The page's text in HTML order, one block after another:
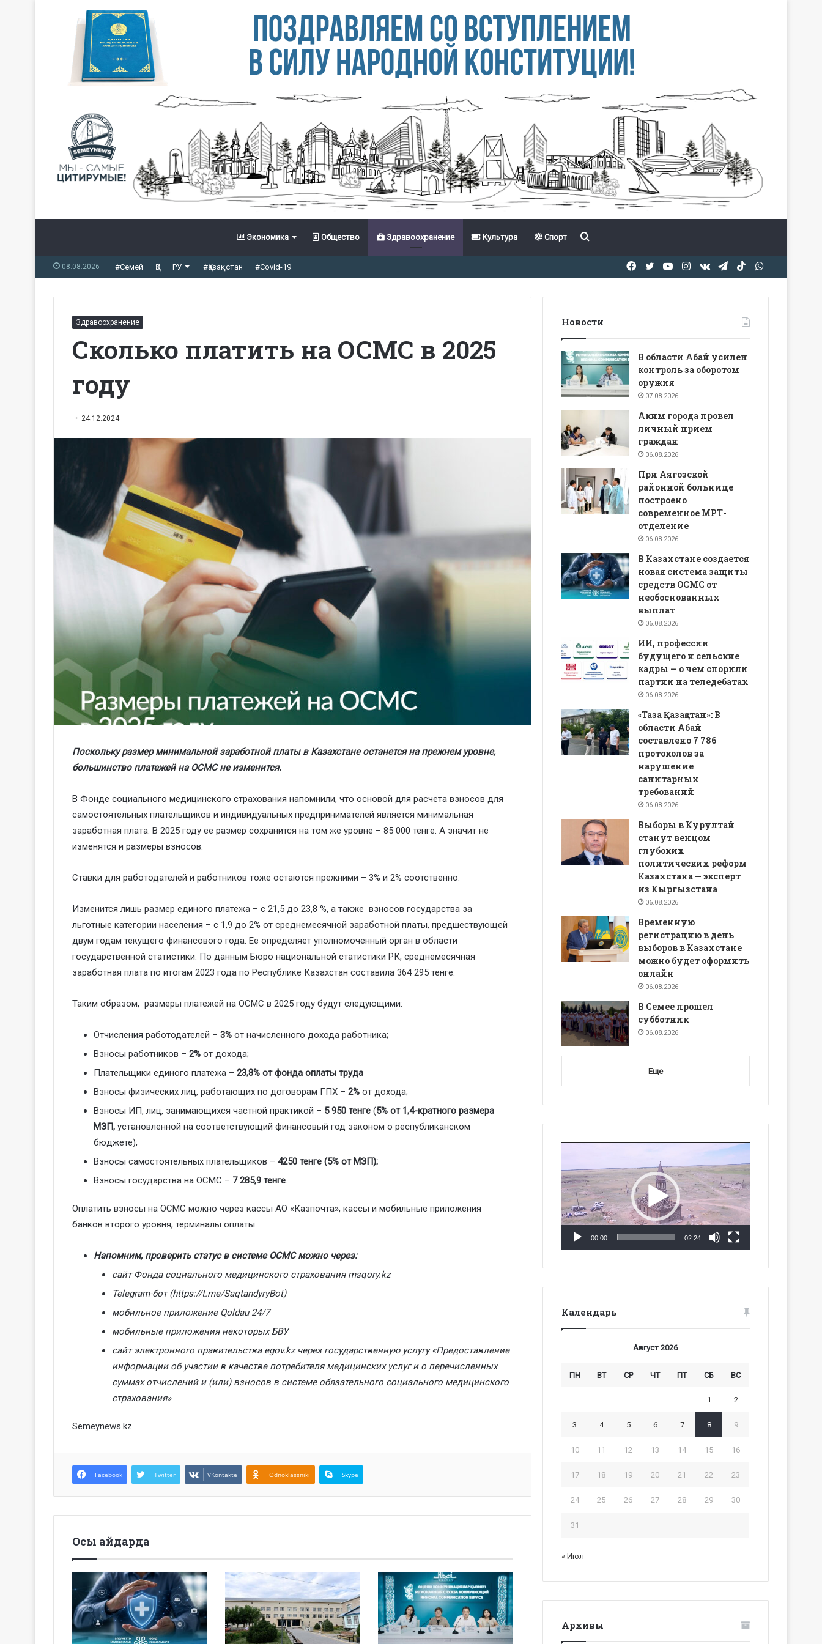
Экономика Общество Здравоохранение Культура Спорт Іздеу
08.08.2026 #Семей ҚЗ РУ #Қазақстан #Covid-19 TikTok
Telegram
vk.com
Instagram
YouTube
Twitter
Facebook
Здравоохранение
Сколько платить на ОСМС в 2025
году
24.12.2024
Поскольку размер минимальной заработной платы в Казахстане останется на прежнем уровне,
большинство платежей на ОСМС не изменится.
В Фонде социального медицинского страхования напомнили, что основой для расчета взносов для
самостоятельных плательщиков и индивидуальных предпринимателей является минимальная
заработная плата. В 2025 году ее размер сохранится на том же уровне – 85 000 тенге. А значит не
изменятся и размеры взносов.
Ставки для работодателей и работников тоже остаются прежними – 3% и 2% соотственно.
Изменится лишь размер единого платежа – с 21,5 до 23,8 %, а также взносов государства за
льготные категории населения – с 1,9 до 2% от среднемесячной заработной платы, предшествующей
двум годам текущего финансового года. Ее определяет уполномоченный орган в области
государственной статистики. По данным Бюро национальной статистики РК, среднемесячная
заработная плата по итогам 2023 года по Республике Казахстан составила 364 295 тенге.
Таким образом, размеры платежей на ОСМС в 2025 году будут следующими:
Отчисления работодателей – 3% от начисленного дохода работника;
Взносы работников – 2% от дохода;
Плательщики единого платежа – 23,8% от фонда оплаты труда
Взносы физических лиц, работающих по договорам ГПХ – 2% от дохода;
Взносы ИП, лиц, занимающихся частной практикой – 5 950 тенге (5% от 1,4-кратного размера
МЗП, установленной на соответствующий финансовый год законом о республиканском
бюджете);
Взносы самостоятельных плательщиков – 4250 тенге (5% от МЗП);
Взносы государства на ОСМС – 7 285,9 тенге.
Оплатить взносы на ОСМС можно через кассы АО «Казпочта», кассы и мобильные приложения
банков второго уровня, терминалы оплаты.
Напомним, проверить статус в системе ОСМС можно через:
сайт Фонда социального медицинского страхования msqory.kz
Telegram-бот(https://t.me/SaqtandyryBot)
мобильное приложение Qoldau 24/7
мобильные приложения некоторых БВУ
сайт электронного правительства egov.kzчерез государственную услугу «Предоставление
информации об участии в качестве потребителя медицинских услуг и о перечисленных
суммах отчислений и (или) взносов в системе обязательного социального медицинского
страхования»
Semeynews.kz
Facebook Twitter VKontakte Odnoklassniki Skype
Осы айдарда
Новости
В области Абай усилен
контроль за оборотом
оружия
07.08.2026
Аким города провел
личный прием
граждан
06.08.2026
При Аягозской
районной больнице
построено
современное МРТ-
отделение
06.08.2026
В Казахстане создается
новая система защиты
средств ОСМС от
необоснованных
выплат
06.08.2026
ИИ, профессии
будущего и сельские
кадры — о чем спорили
партии на теледебатах
06.08.2026
«Таза Қазақстан»: В
области Абай
составлено 7 786
протоколов за
нарушение
санитарных
требований
06.08.2026
Выборы в Курултай
станут венцом
глубоких
политических реформ
Казахстана — эксперт
из Кыргызстана
06.08.2026
Временную
регистрацию в день
выборов в Казахстане
можно будет оформить
онлайн
06.08.2026
В Семее прошел
субботник
06.08.2026
Еще
00:00 02:24
Календарь
Август 2026
ПН ВТ СР ЧТ ПТ СБ ВС
1 2
3 4 5 6 7 8 9
10 11 12 13 14 15 16
17 18 19 20 21 22 23
24 25 26 27 28 29 30
31
« Июл
Архивы